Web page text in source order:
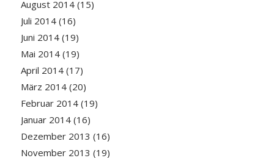
August 2014(15)
Juli 2014(16)
Juni 2014(19)
Mai 2014(19)
April 2014(17)
März 2014(20)
Februar 2014(19)
Januar 2014(16)
Dezember 2013 (16)
November 2013 (19)